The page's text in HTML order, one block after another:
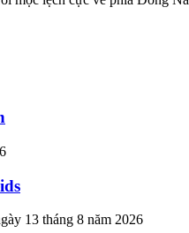
13 tháng 8 năm 2026